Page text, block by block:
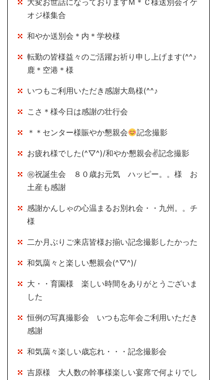
大変お世話になっておりますＭ＊Ｃ様送別会イケ
オジ様集合
和やか送別会＊内＊学校様
転勤の皆様益々のご活躍お祈り申し上げます(^^♪
鹿＊空港＊様
いつもご利用いただき感謝大島様(^^♪
こさ＊様今日は感謝の壮行会
＊＊センター様賑やか懇親会 記念撮影
お疲れ様でした(^▽^)/和やか懇親会✌記念撮影
㊗祝誕生会 ８０歳お元気 ハッピー。。様 お
土産も感謝
感謝かんしゃの心温まるお別れ会・・九州。。チ
様
二か月ぶりご来店皆様お揃い記念撮影したかった
和気藹々と楽しい懇親会(^▽^)/
大・・育園様 楽しい時間をありがとうございま
した
恒例の写真撮影会 いつも忘年会ご利用いただき
感謝
和気藹々楽しい歳忘れ・・・記念撮影会
吉原様 大人数の幹事様楽しい宴席で何よりでし